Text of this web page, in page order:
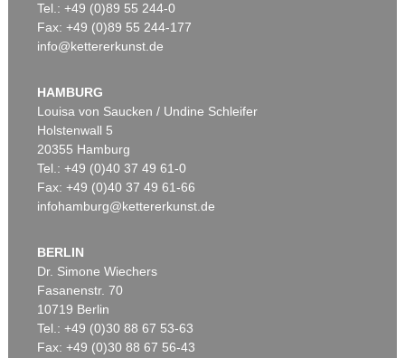
Auktion 446 - Lot 20
Ergebnis:€ 375.000
Auktion 431 - Lot 92
F. STUCK
Frühling, 1900
Ergebnis:€ 300.000
Ergebnis:
Tel.: +49 (0)89 55 244-0
Fax: +49 (0)89 55 244-177
info@kettererkunst.de
HAMBURG
Louisa von Saucken / Undine Schleifer
Holstenwall 5
20355 Hamburg
Tel.: +49 (0)40 37 49 61-0
Fax: +49 (0)40 37 49 61-66
infohamburg@kettererkunst.de
BERLIN
Dr. Simone Wiechers
Fasanenstr. 70
10719 Berlin
Tel.: +49 (0)30 88 67 53-63
Fax: +49 (0)30 88 67 56-43